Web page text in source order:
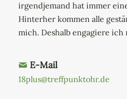
irgendjemand hat immer
Hinterher kommen alle
mich. Deshalb engagiere ich
E-Mail
18plus@treffpunktohr.de